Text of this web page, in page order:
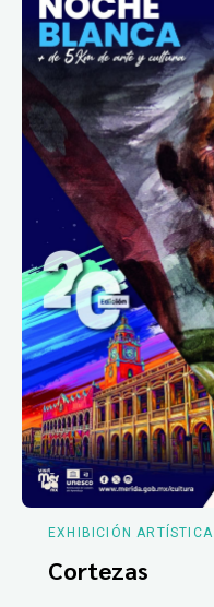
EXHIBICIÓN ARTÍSTICA
Cortezas